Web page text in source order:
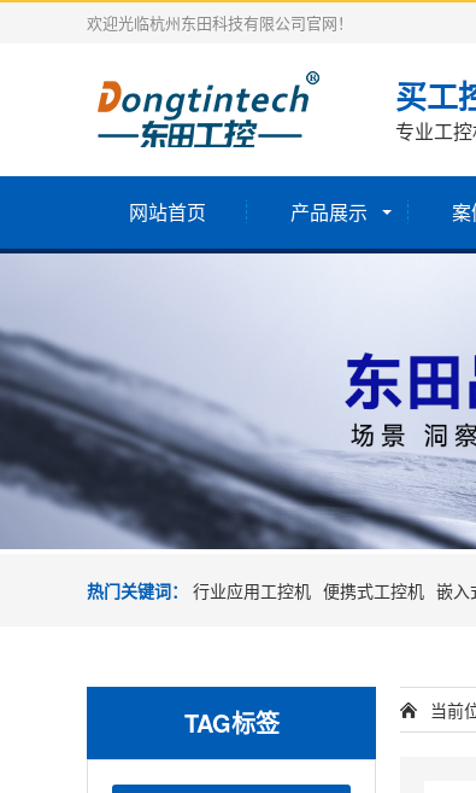
欢迎光临杭州东田科技有限公司官网！
买工
专业工
网站首页 产品展示 案
热门关键词： 行业应用工控机 便携式工控机 嵌入
TAG标签 当前